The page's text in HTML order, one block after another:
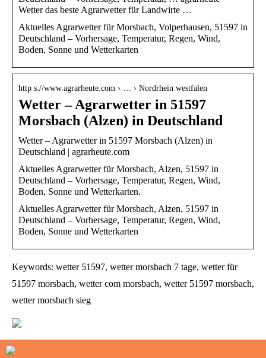
Wetter das beste Agrarwetter für Landwirte …
Aktuelles Agrarwetter für Morsbach, Volperhausen, 51597 in
Deutschland – Vorhersage, Temperatur, Regen, Wind,
Boden, Sonne und Wetterkarten
http s://www.agrarheute.com › … › Nordrhein westfalen
Wetter – Agrarwetter in 51597
Morsbach (Alzen) in Deutschland
Wetter – Agrarwetter in 51597 Morsbach (Alzen) in
Deutschland | agrarheute.com
Aktuelles Agrarwetter für Morsbach, Alzen, 51597 in
Deutschland – Vorhersage, Temperatur, Regen, Wind,
Boden, Sonne und Wetterkarten.
Aktuelles Agrarwetter für Morsbach, Alzen, 51597 in
Deutschland – Vorhersage, Temperatur, Regen, Wind,
Boden, Sonne und Wetterkarten
Keywords: wetter 51597, wetter morsbach 7 tage, wetter für
51597 morsbach, wetter com morsbach, wetter 51597 morsbach,
wetter morsbach sieg